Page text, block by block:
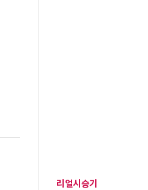
리얼시승기